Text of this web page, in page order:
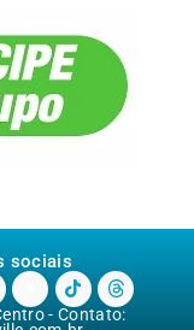
sociais
- Contato: